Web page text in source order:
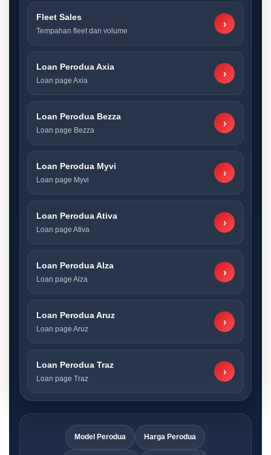
Fleet Sales
Tempahan fleet dan volume
›
Loan Perodua Axia
Loan page Axia
›
Loan Perodua Bezza
Loan page Bezza
›
Loan Perodua Myvi
Loan page Myvi
›
Loan Perodua Ativa
Loan page Ativa
›
Loan Perodua Alza
Loan page Alza
›
Loan Perodua Aruz
Loan page Aruz
›
Loan Perodua Traz
Loan page Traz
›
Model Perodua Harga Perodua